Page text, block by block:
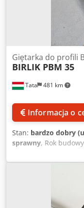
Tata 481 km
Giętarka do profili
BIRLIK PBM 35
Informacja o
Stan: bardzo dobry
sprawny, Rok
PBM 35 giętarka do
dobrym stanie na
PBM 35 Csdpfx
Średnica wału: 50
górnej rolki: 148 mm
silnika: 1,5 kW